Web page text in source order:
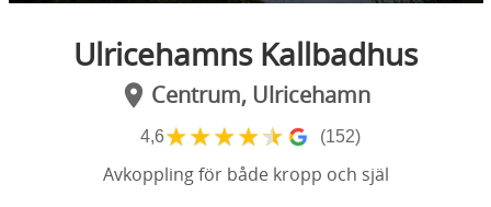
Ulricehamns Kallbadhus
Centrum, Ulricehamn
4,6★★★★★ (152)
Avkoppling för både kropp och själ